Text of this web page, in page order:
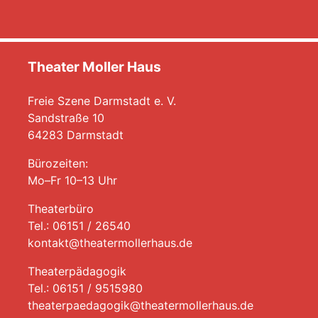
Theater Moller Haus
Freie Szene Darmstadt e. V.
Sandstraße 10
64283 Darmstadt
Bürozeiten:
Mo–Fr 10–13 Uhr
Theaterbüro
Tel.: 06151 / 26540
kontakt@theatermollerhaus.de
Theaterpädagogik
Tel.: 06151 / 9515980
theaterpaedagogik@theatermollerhaus.de